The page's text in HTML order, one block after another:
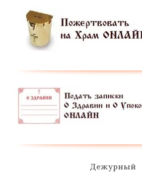
Дежурный